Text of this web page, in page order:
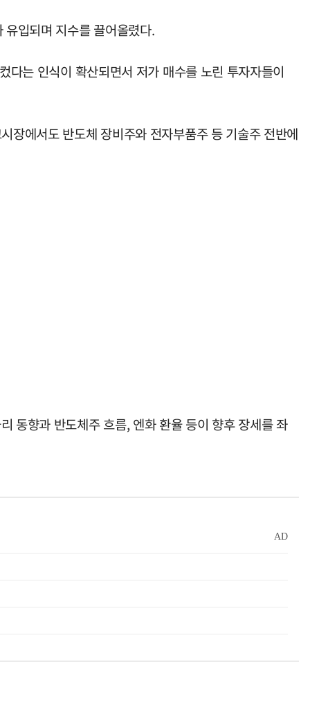
입되며 지수를 끌어올렸다.
는 인식이 확산되면서 저가 매수를 노린 투자자들이
장에서도 반도체 장비주와 전자부품주 등 기술주 전반에
동향과 반도체주 흐름, 엔화 환율 등이 향후 장세를 좌